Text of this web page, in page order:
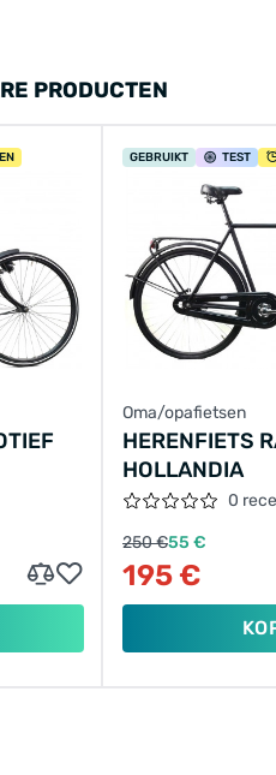
PRODUCTEN
GEBRUIKT TEST
Oma/opafietsen
HERENFIETS
HOLLANDIA
0
250 €55 €
195 €